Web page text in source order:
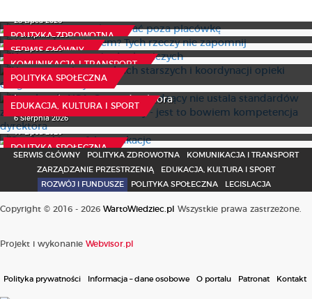
POLITYKA ZDROWOTNA
28 Lipca 2026
SERWIS GŁÓWNY
4 Sierpnia 2026
KOMUNIKACJA I TRANSPORT
Nowe prawa pasażerów lotniczych
23 Lipca 2026
POLITYKA SPOŁECZNA
Nowe przepisy o osobach starszych i koordynacji opieki
24 Lipca 2026
EDUKACJA, KULTURA I SPORT
Z wokandy NSA: Organ prowadzący nie ustala
standardów zatrudnienia personelu szkoły - jest to
bowiem kompetencja dyrektora
6 Sierpnia 2026
POLITYKA SPOŁECZNA
Studencki portfel w wakacje
17 Lipca 2026
SERWIS GŁÓWNY POLITYKA ZDROWOTNA
KOMUNIKACJA I TRANSPORT
ZARZĄDZANIE PRZESTRZENIĄ
EDUKACJA, KULTURA I SPORT
ROZWÓJ I FUNDUSZE
POLITYKA SPOŁECZNA LEGISLACJA
Copyright © 2016 - 2026 WartoWiedziec.pl Wszystkie prawa zastrzeżone.
Projekt i wykonanie Webvisor.pl
Polityka prywatności Informacja – dane osobowe O portalu Patronat Kontakt